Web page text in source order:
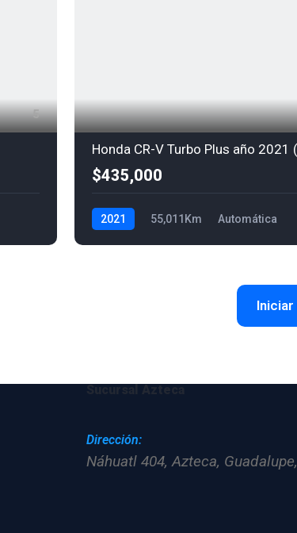
5
Honda CR-V Turbo Plus año 2021
$435,000
2021 55,011Km Automática
Dirección:
Náhuatl 404, Azteca,